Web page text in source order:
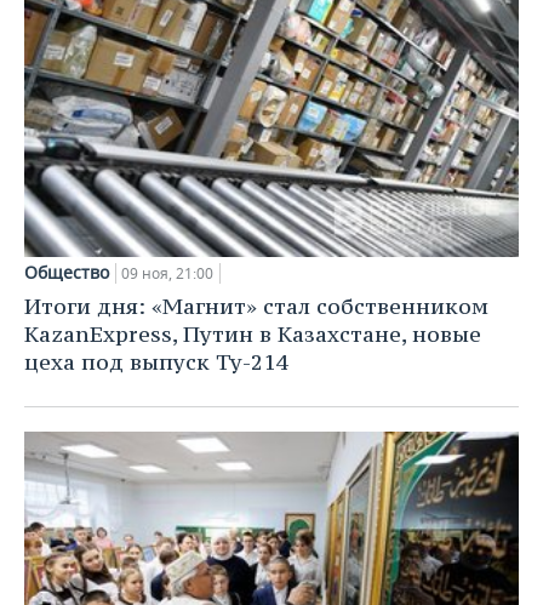
Общество 09 ноя, 21:00
Итоги дня: «Магнит» стал собственником
KazanExpress, Путин в Казахстане, новые
цеха под выпуск Ту-214